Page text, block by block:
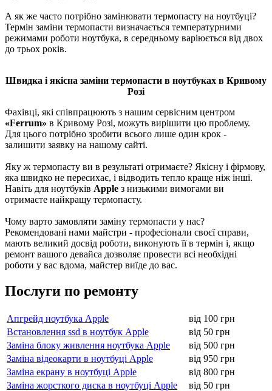
А як же часто потрібно замінювати термопасту на ноутбуці?
Термін заміни термопасти визначається температурними
режимами роботи ноутбука, в середньому варіюється від двох
до трьох років.
Швидка і якісна заміни термопасти в ноутбуках в Кривому
Розі
Фахівці, які співпрацюють з нашим сервісним центром
«Ferrum» в Кривому Розі, можуть вирішити цю проблему.
Для цього потрібно зробити всього лише один крок -
залишити заявку на нашому сайті.
Яку ж термопасту ви в результаті отримаєте? Якісну і фірмову,
яка швидко не пересихає, і відводить тепло краще ніж інші.
Навіть для ноутбуків Apple з низькими вимогами ви
отримаєте найкращу термопасту.
Чому варто замовляти заміну термопасти у нас?
Рекомендовані нами майстри - професіонали своєї справи,
мають великий досвід роботи, виконують її в термін і, якщо
ремонт вашого девайса дозволяє провести всі необхідні
роботи у вас вдома, майстер виїде до вас.
Послуги по ремонту
Апгрейд ноутбука Apple
від 100 грн
Встановлення ssd в ноутбук Apple
від 50 грн
Заміна блоку живлення ноутбука Apple
від 500 грн
Заміна відеокарти в ноутбуці Apple
від 950 грн
Заміна екрану в ноутбуці Apple
від 800 грн
Заміна жорсткого диска в ноутбуці Apple
від 50 грн